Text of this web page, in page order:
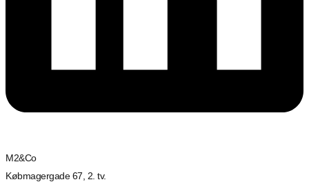
M2&Co
Købmagergade 67, 2. tv.